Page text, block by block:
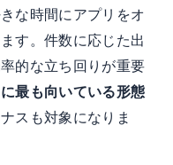
な時間にアプリをオ
す。件数に応じた出
的な立ち回りが重要
最も向いている形態
スも対象になりま